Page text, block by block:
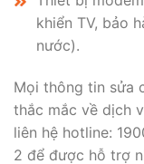
khiển TV, bảo
nước).
Mọi thông tin sửa
thắc mắc về dịch
liên hệ hotline:
2 để được hỗ trợ